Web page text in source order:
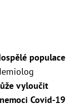
populace
vyloučit
Covid-19